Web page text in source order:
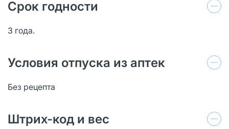
Срок годности
3 года.
Условия отпуска из аптек
Без рецепта
Штрих-код и вес